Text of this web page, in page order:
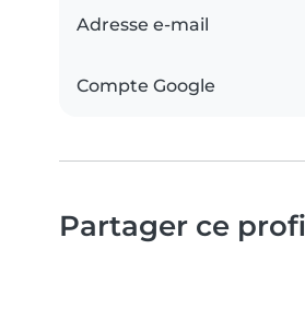
Adresse e-mail
Compte Google
Partager ce